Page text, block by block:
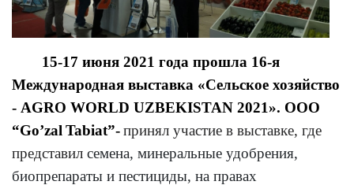
15-17 июня 2021 года прошла 16-я
Международная выставка «Сельское хозяйство
- AGRO WORLD UZBEKISTAN 2021». OOO
“Go’zal Tabiat”-принял участие в выставке, где
представил семена, минеральные удобрения,
биопрепараты и пестициды, на правах